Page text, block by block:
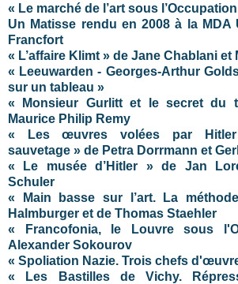
« Le marché de l’art sous
Un Matisse rendu en 2008 à la MDA
Francfort
« L’affaire Klimt » de Jane Chablani et
« Leeuwarden - Georges-Arthur
sur un tableau »
« Monsieur Gurlitt et le secret du
Maurice Philip Remy
« Les œuvres volées par Hitler
sauvetage » de Petra Dorrmann et
« Le musée d’Hitler » de Jan
Schuler
« Main basse sur l’art. La
Halmburger et de Thomas Staehler
« Francofonia, le Louvre sous
Alexander Sokourov
« Spoliation Nazie. Trois chefs
« Les Bastilles de Vichy.